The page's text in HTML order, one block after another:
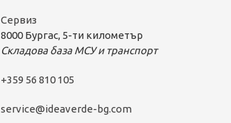
Сервиз
8000 Бургас, 5-ти километър
Складова база МСУ и транспорт
+359 56 810 105
service@ideaverde-bg.com